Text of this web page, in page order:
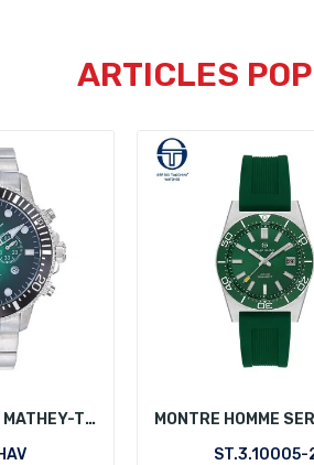
ARTICLES
MONTRE HOMME MATHEY-TISSOT H123CHAV
ST.3.10005-